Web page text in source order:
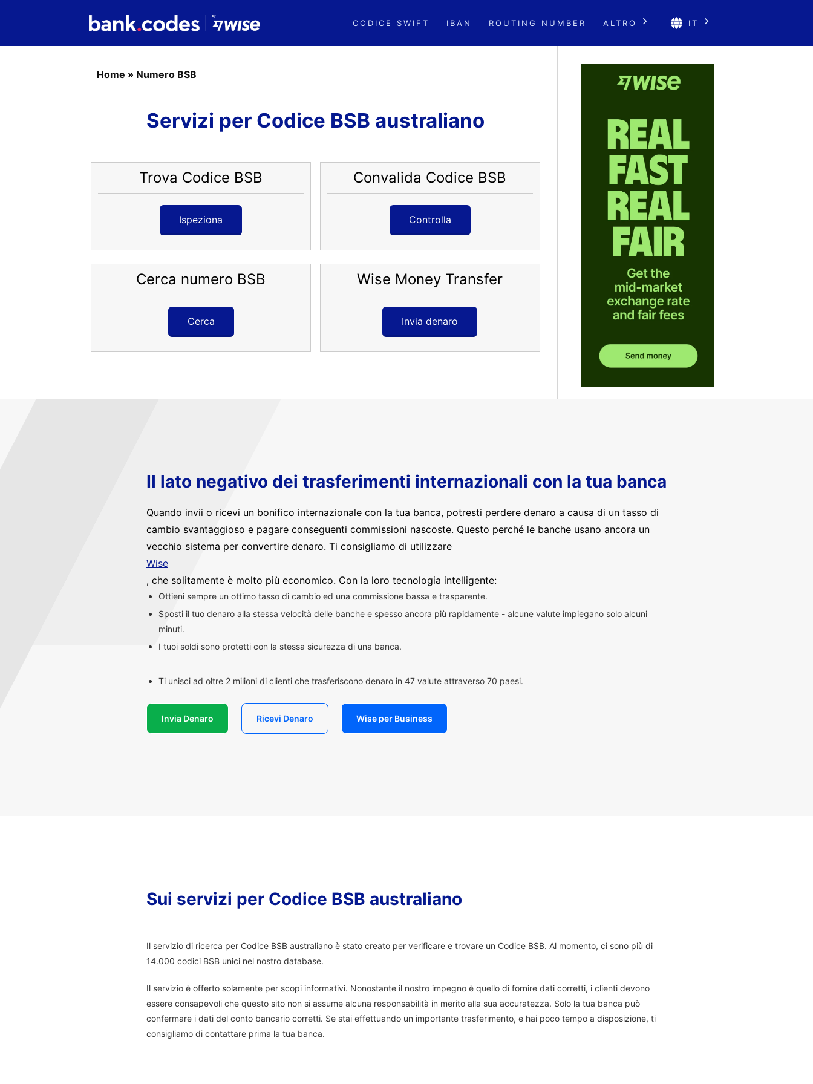
CODICE SWIFT IBAN ROUTING NUMBER ALTRO IT
Home » Numero BSB
Servizi per Codice BSB australiano
Trova Codice BSB
Ispeziona
Convalida Codice BSB
Controlla
Cerca numero BSB
Cerca
Wise Money Transfer
Invia denaro
Il lato negativo dei trasferimenti internazionali con la tua banca
Quando invii o ricevi un bonifico internazionale con la tua banca, potresti perdere denaro a causa di un tasso di
cambio svantaggioso e pagare conseguenti commissioni nascoste. Questo perché le banche usano ancora un
vecchio sistema per convertire denaro. Ti consigliamo di utilizzare
Wise
, che solitamente è molto più economico. Con la loro tecnologia intelligente:
Ottieni sempre un ottimo tasso di cambio ed una commissione bassa e trasparente.
Sposti il tuo denaro alla stessa velocità delle banche e spesso ancora più rapidamente - alcune valute impiegano solo alcuni
minuti.
I tuoi soldi sono protetti con la stessa sicurezza di una banca.
Ti unisci ad oltre 2 milioni di clienti che trasferiscono denaro in 47 valute attraverso 70 paesi.
Invia Denaro Ricevi Denaro Wise per Business
Sui servizi per Codice BSB australiano
Il servizio di ricerca per Codice BSB australiano è stato creato per verificare e trovare un Codice BSB. Al momento, ci sono più di
14.000 codici BSB unici nel nostro database.
Il servizio è offerto solamente per scopi informativi. Nonostante il nostro impegno è quello di fornire dati corretti, i clienti devono
essere consapevoli che questo sito non si assume alcuna responsabilità in merito alla sua accuratezza. Solo la tua banca può
confermare i dati del conto bancario corretti. Se stai effettuando un importante trasferimento, e hai poco tempo a disposizione, ti
consigliamo di contattare prima la tua banca.